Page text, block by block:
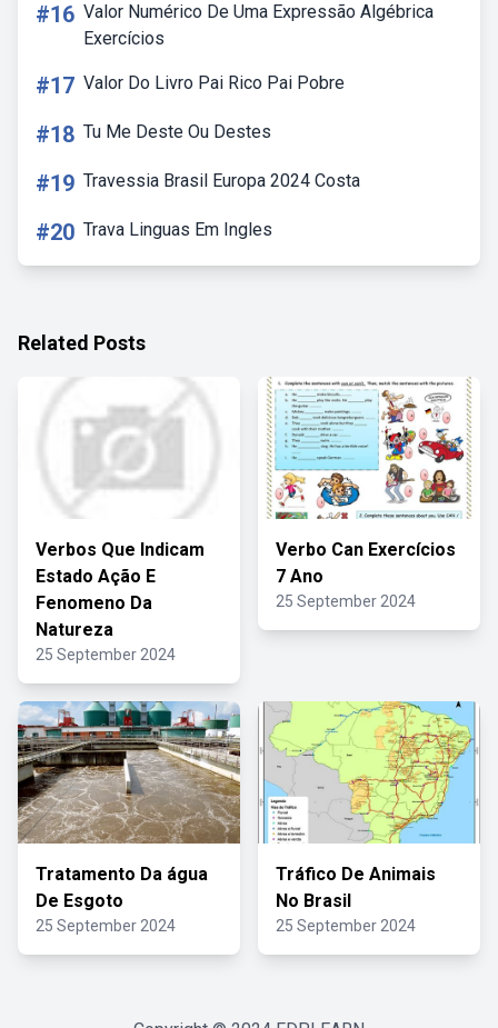
#16 Valor Numérico De Uma Expressão Algébrica
Exercícios
#17 Valor Do Livro Pai Rico Pai Pobre
#18 Tu Me Deste Ou Destes
#19 Travessia Brasil Europa 2024 Costa
#20 Trava Linguas Em Ingles
Related Posts
Verbos Que Indicam
Estado Ação E
Fenomeno Da
Natureza
25 September 2024
Verbo Can Exercícios
7 Ano
25 September 2024
Tratamento Da água
De Esgoto
25 September 2024
Tráfico De Animais
No Brasil
25 September 2024